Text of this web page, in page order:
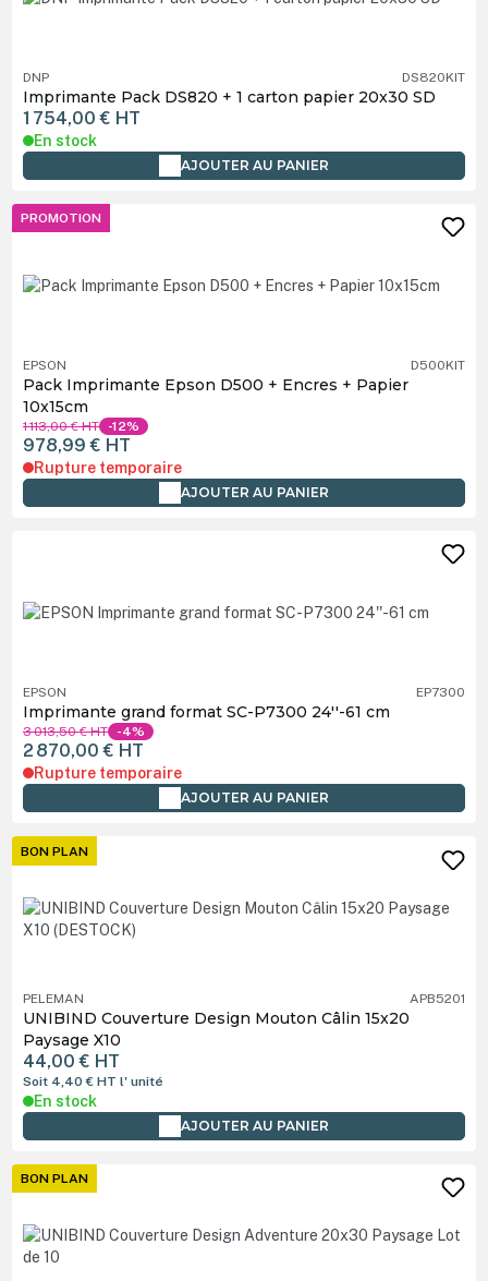
DNP DS820KIT
Imprimante Pack DS820 + 1 carton papier 20x30 SD
1 754,00 € HT
En stock
AJOUTER AU PANIER
PROMOTION
EPSON D500KIT
Pack Imprimante Epson D500 + Encres + Papier
10x15cm
1 113,00 €HT -12%
978,99 € HT
Rupture temporaire
AJOUTER AU PANIER
EPSON EP7300
Imprimante grand format SC-P7300 24''-61 cm
3 013,50 €HT -4%
2 870,00 € HT
Rupture temporaire
AJOUTER AU PANIER
BON PLAN
PELEMAN APB5201
UNIBIND Couverture Design Mouton Câlin 15x20
Paysage X10
44,00 € HT
Soit 4,40 €HTl' unité
En stock
AJOUTER AU PANIER
BON PLAN